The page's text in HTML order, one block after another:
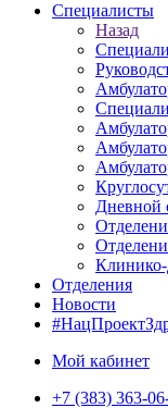
Специалисты
Назад
Дневной
Клинико-
Отделения
Новости
Мой кабинет
+7 (383) 363-